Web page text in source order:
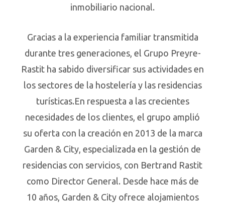
inmobiliario nacional.
Gracias a la experiencia familiar transmitida
durante tres generaciones, el Grupo Preyre-
Rastit ha sabido diversificar sus actividades en
los sectores de la hostelería y las residencias
turísticas.En respuesta a las crecientes
necesidades de los clientes, el grupo amplió
su oferta con la creación en 2013 de la marca
Garden & City, especializada en la gestión de
residencias con servicios, con Bertrand Rastit
como Director General. Desde hace más de
10 años, Garden & City ofrece alojamientos